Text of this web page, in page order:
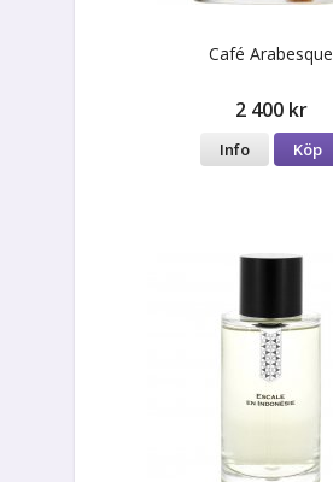
Café Arabesque
2 400 kr
Info Köp